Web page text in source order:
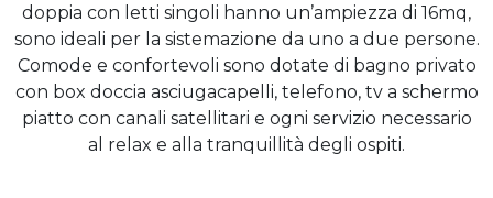
doppia con letti singoli hanno un’ampiezza di 16mq,
sono ideali per la sistemazione da uno a due persone.
Comode e confortevoli sono dotate di bagno privato
con box doccia asciugacapelli, telefono, tv a schermo
piatto con canali satellitari e ogni servizio necessario
al relax e alla tranquillità degli ospiti.